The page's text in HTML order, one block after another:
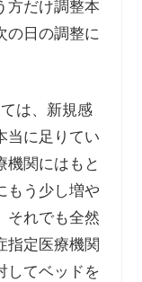
方だけ調整本
の日の調整に
は、新規感
当に足りてい
機関にはもと
もう少し増や
それでも全然
指定医療機関
してベッドを